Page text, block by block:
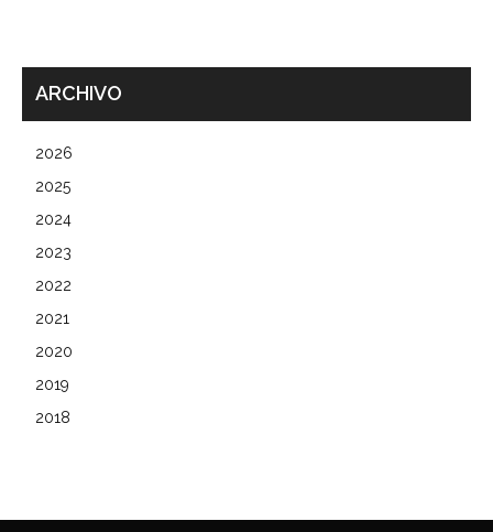
ARCHIVO
2026
2025
2024
2023
2022
2021
2020
2019
2018